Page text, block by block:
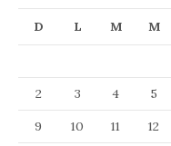
D L M M
2
3 4 5
9
10 11 12